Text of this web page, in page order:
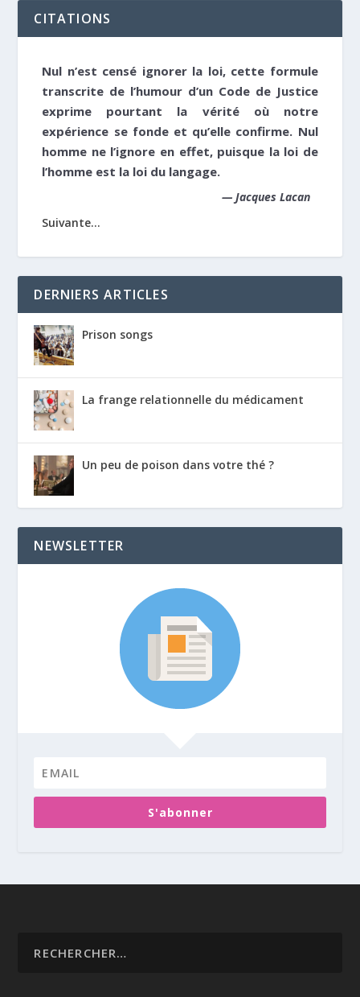
CITATIONS
Nul n’est censé ignorer la loi, cette formule
transcrite de l’humour d’un Code de Justice
exprime pourtant la vérité où notre
expérience se fonde et qu’elle confirme. Nul
homme ne l’ignore en effet, puisque la loi de
l’homme est la loi du langage.
— Jacques Lacan
Suivante...
DERNIERS ARTICLES
Prison songs
La frange relationnelle du médicament
Un peu de poison dans votre thé ?
NEWSLETTER
S'abonner